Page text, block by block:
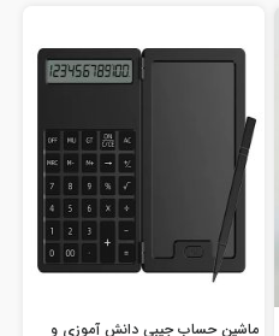
ماشین حساب جیبی دانش آموزی و